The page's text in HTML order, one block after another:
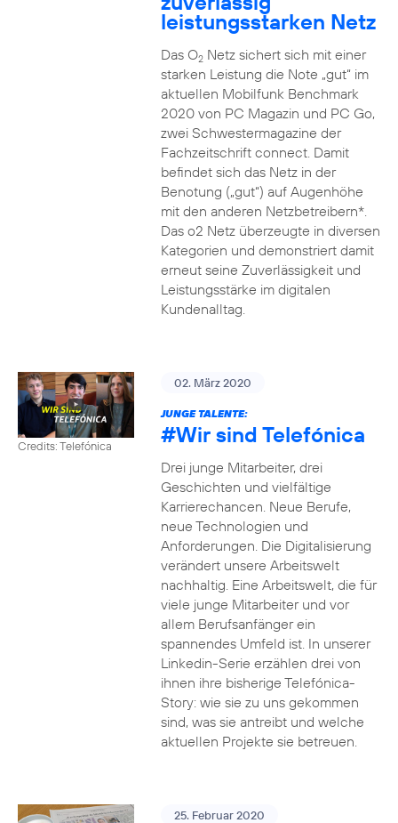
leistungsstarken Netz
Das O2Netz sichert sich mit einer
starken Leistung die Note „gut“ im
aktuellen Mobilfunk Benchmark
2020 von PC Magazin und PC Go,
zwei Schwestermagazine der
Fachzeitschrift connect. Damit
befindet sich das Netz in der
Benotung („gut“) auf Augenhöhe
mit den anderen Netzbetreibern*.
Das o2 Netz überzeugte in diversen
Kategorien und demonstriert damit
erneut seine Zuverlässigkeit und
Leistungsstärke im digitalen
Kundenalltag.
Credits: Telefónica
02. März 2020
JUNGE TALENTE:
#Wirsind Telefónica
Drei junge Mitarbeiter, drei
Geschichten und vielfältige
Karrierechancen. Neue Berufe,
neue Technologien und
Anforderungen. Die Digitalisierung
verändert unsere Arbeitswelt
nachhaltig. Eine Arbeitswelt, die für
viele junge Mitarbeiter und vor
allem Berufsanfänger ein
spannendes Umfeld ist. In unserer
Linkedin-Serie erzählen drei von
ihnen ihre bisherige Telefónica-
Story: wie sie zu uns gekommen
sind, was sie antreibt und welche
aktuellen Projekte sie betreuen.
25. Februar 2020